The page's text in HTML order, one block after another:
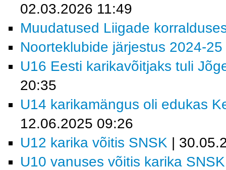
02.03.2026 11:49
Muudatused Liigade
Noorteklubide järjestus 2024-25
U16 Eesti karikavõitjaks tuli
20:35
U14 karikamängus oli edukas
12.06.2025 09:26
U12 karika võitis SNSK |
U10 vanuses võitis karika SNSK